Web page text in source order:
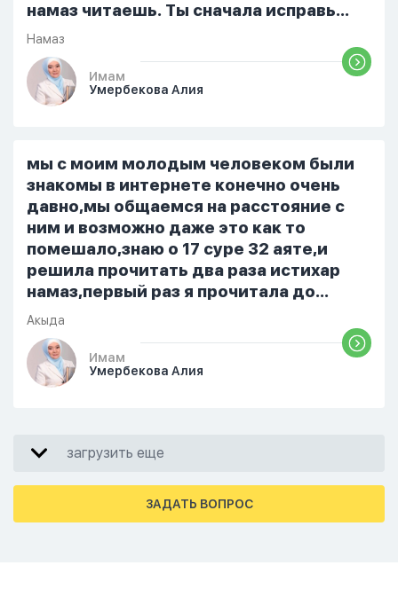
намаз читаешь. Ты сначала исправь
себя. После этого я не вставала на
намаз и не видела жайнамаз. Я просто
уже так не могу читать, смотреть . Дуа
я делаю скрытно если делаю дома. Я
От родных же людей.
Намаз
Имам
Умербекова Алия
мы с моим молодым человеком были
знакомы в интернете конечно очень
давно,мы общаемся на расстояние с
ним и возможно даже это как то
помешало,знаю о 17 суре 32 аяте,и
решила прочитать два раза истихар
намаз,первый раз я прочитала до
«Аср» намаза и сначала было
тревожно,позже стало спокойно и в
голову начали лезть только хорошие
мысли,во второй раз когда я решила в
ошибиться и то что намаз не
примется,совершила истихар во время
Акыда
Имам
Умербекова Алия
загрузить еще
ЗАДАТЬ ВОПРОС